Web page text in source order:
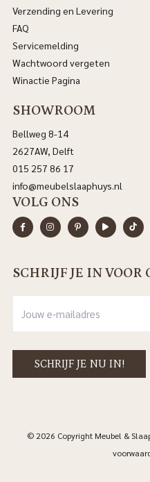
Verzending en Levering
FAQ
Servicemelding
Wachtwoord vergeten
Winactie Pagina
SHOWROOM
Bellweg 8-14
2627AW, Delft
015 257 86 17
info@meubelslaaphuys.nl
VOLG ONS
SCHRIJF JE IN VOOR
© 2026 Copyright Meubel &